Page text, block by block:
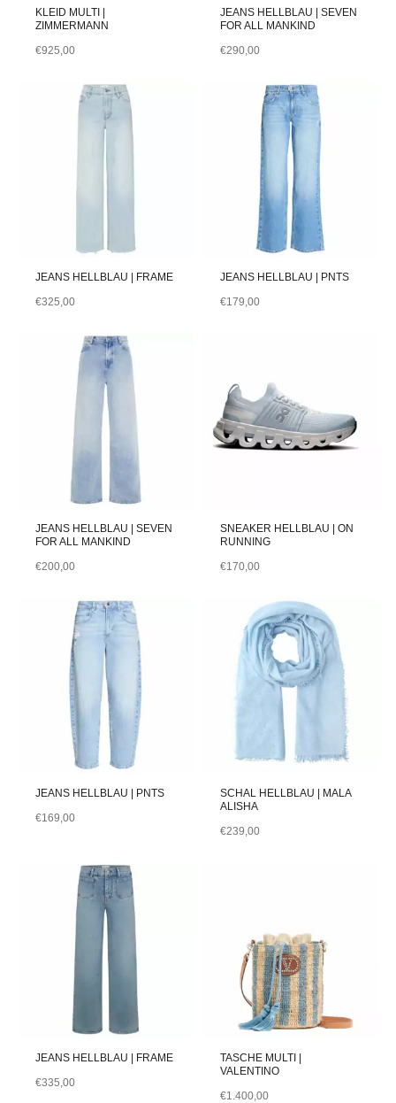
KLEID MULTI |
ZIMMERMANN
€925,00
JEANS HELLBLAU | SEVEN
FOR ALL MANKIND
€290,00
JEANS HELLBLAU | FRAME
€325,00
JEANS HELLBLAU | PNTS
€179,00
JEANS HELLBLAU | SEVEN
FOR ALL MANKIND
€200,00
SNEAKER HELLBLAU | ON
RUNNING
€170,00
JEANS HELLBLAU | PNTS
€169,00
SCHAL HELLBLAU | MALA
ALISHA
€239,00
JEANS HELLBLAU | FRAME
€335,00
TASCHE MULTI |
VALENTINO
€1.400,00